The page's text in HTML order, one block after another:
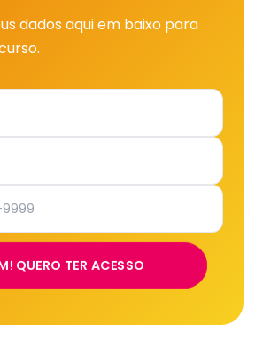
dados aqui em baixo para
QUERO TER ACESSO